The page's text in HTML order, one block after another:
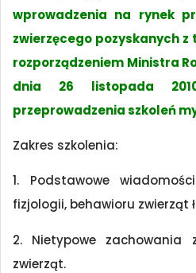
wprowadzenia na rynek
zwierzęcego pozyskanych z
rozporządzeniem Ministra
dnia 26 listopada
przeprowadzenia szkoleń
Zakres szkolenia:
1. Podstawowe
fizjologii, behawioru zwierząt
2. Nietypowe zachowania
zwierząt.